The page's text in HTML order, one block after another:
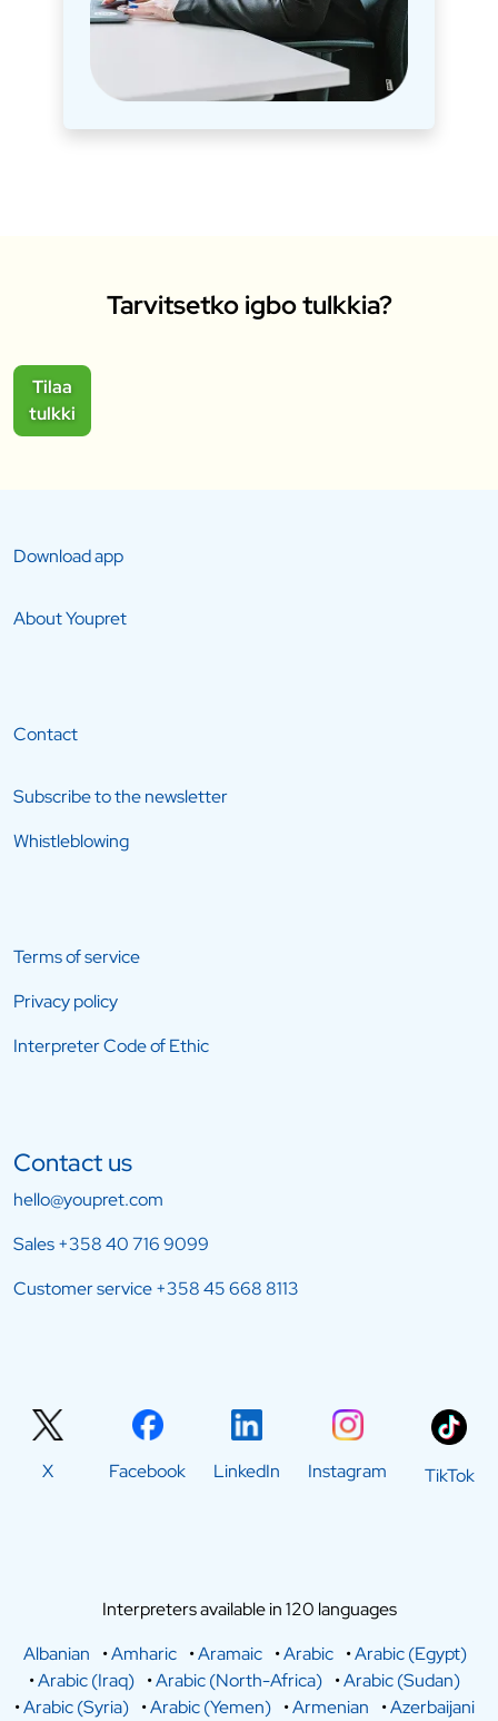
Tarvitsetko igbo tulkkia?
Tilaa
tulkki
Download app
About Youpret
Contact
Subscribe to the newsletter
Whistleblowing
Terms of service
Privacy policy
Interpreter Code of Ethic
Contact us
hello@youpret.com
Sales+358 40 716 9099
Customer service+358 45 668 8113
X Facebook LinkedIn Instagram TikTok
Interpreters available in 120 languages
Albanian
•Amharic •Aramaic •Arabic •Arabic (Egypt)
•Arabic (Iraq) •Arabic (North-Africa) •Arabic (Sudan)
•Arabic (Syria) •Arabic (Yemen) •Armenian •Azerbaijani